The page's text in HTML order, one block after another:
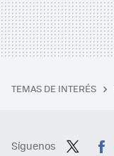
TEMAS DE INTERÉS
Síguenos